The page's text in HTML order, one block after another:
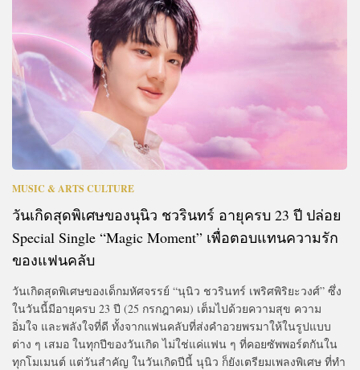
MUSIC & ARTS CULTURE
วันเกิดสุดพิเศษของนุนิว ชวรินทร์ อายุครบ 23 ปี ปล่อย
Special Single “Magic Moment” เพื่อตอบแทนความรัก
ของแฟนคลับ
วันเกิดสุดพิเศษของเด็กมหัศจรรย์ “นุนิว ชวรินทร์ เพริศพิริยะวงศ์” ซึ่ง
ในวันนี้มีอายุครบ 23 ปี (25 กรกฎาคม) เต็มไปด้วยความสุข ความ
อิ่มใจ และพลังใจที่ดี ทั้งจากแฟนคลับที่ส่งคำอวยพรมาให้ในรูปแบบ
ต่าง ๆ เสมอ ในทุกปีของวันเกิด ไม่ใช่แค่แฟน ๆ ที่คอยซัพพอร์ตกันใน
ทุกโมเมนต์ แต่วันสำคัญ ในวันเกิดปีนี้ นุนิว ก็ยังเตรียมเพลงพิเศษ ที่ทำ